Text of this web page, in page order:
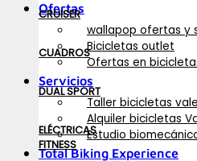
Ofertas
wallapop ofertas y
Bicicletas outlet
Ofertas en
Servicios
Taller bicicletas
Alquiler bicicletas
Estudio
Total Biking Experience
CRUISER
CUADROS
DUAL SPORT
ELÉCTRICAS
FITNESS